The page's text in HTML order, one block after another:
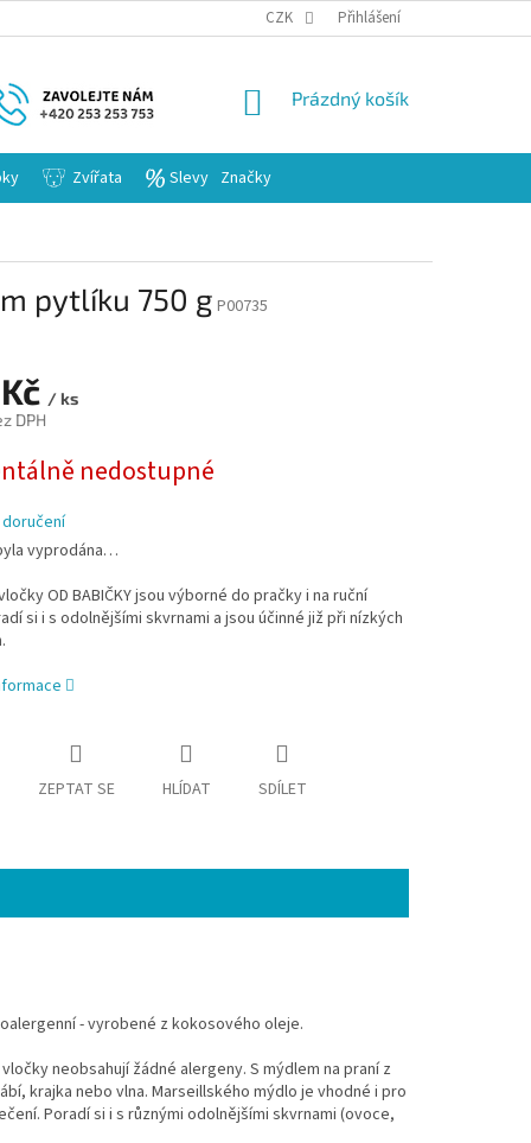
CZK Přihlášení
NÁKUPNÍ
Prázdný košík
Zvířata Slevy Značky
pytlíku 750 g P00735
/ ks
DPH
nedostupné
vyprodána…
OD BABIČKY jsou výborné do pračky i na ruční
si i s odolnějšími skvrnami a jsou účinné již při nízkých
ZEPTAT SE HLÍDAT SDÍLET
- vyrobené z kokosového oleje.
neobsahují žádné alergeny. S mýdlem na praní z
krajka nebo vlna. Marseillského mýdlo je vhodné i pro
Poradí si i s různými odolnějšími skvrnami (ovoce,